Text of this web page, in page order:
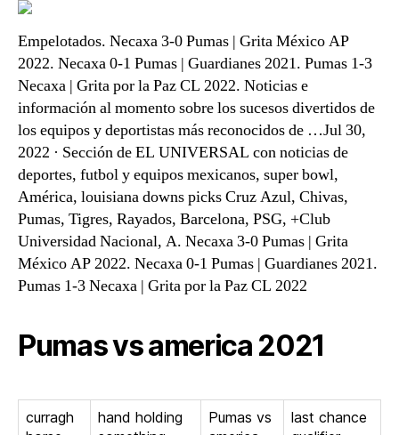
Empelotados. Necaxa 3-0 Pumas | Grita México AP
2022. Necaxa 0-1 Pumas | Guardianes 2021. Pumas 1-3
Necaxa | Grita por la Paz CL 2022. Noticias e
información al momento sobre los sucesos divertidos de
los equipos y deportistas más reconocidos de …Jul 30,
2022 · Sección de EL UNIVERSAL con noticias de
deportes, futbol y equipos mexicanos, super bowl,
América, louisiana downs picks Cruz Azul, Chivas,
Pumas, Tigres, Rayados, Barcelona, PSG, +Club
Universidad Nacional, A. Necaxa 3-0 Pumas | Grita
México AP 2022. Necaxa 0-1 Pumas | Guardianes 2021.
Pumas 1-3 Necaxa | Grita por la Paz CL 2022
Pumas vs america 2021
curragh
hand holding
Pumas vs
last chance